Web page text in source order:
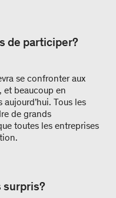
de participer?
se confronter aux
et beaucoup en
Tous les
de grands
toutes les entreprises
surpris?